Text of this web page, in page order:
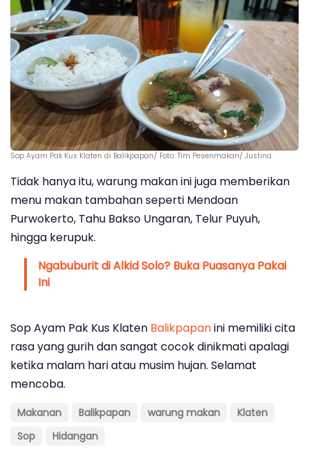
Sop Ayam Pak Kus Klaten di Balikpapan/ Foto: Tim Pesenmakan/ Justina
Tidak hanya itu, warung makan ini juga memberikan
menu makan tambahan seperti Mendoan
Purwokerto, Tahu Bakso Ungaran, Telur Puyuh,
hingga kerupuk.
Ngabuburit di Alkid Solo? Buka Puasanya Pakai
Ini
Sop Ayam Pak Kus Klaten Balikpapanini memiliki cita
rasa yang gurih dan sangat cocok dinikmati apalagi
ketika malam hari atau musim hujan. Selamat
mencoba.
Makanan Balikpapan warung makan
Klaten
Sop
Hidangan